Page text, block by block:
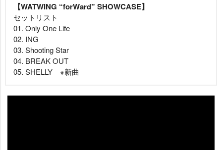
【WATWING “forWard” SHOWCASE】
セットリスト
01. Only One Life
02. ING
03. Shooting Star
04. BREAK OUT
05. SHELLY ※新曲